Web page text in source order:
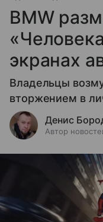
BMW
экранах
Владельцы
вторжением в
Денис
Автор